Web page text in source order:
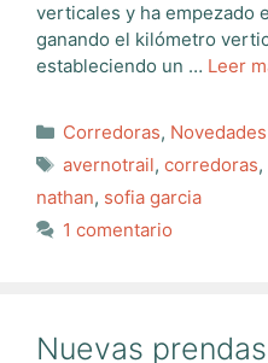
verticales y ha empezado
ganando el kilómetro
estableciendo un … Leer
Categorías
Corredoras,
Etiquetas
avernotrail, corredoras,
nathan, sofia garcia
1 comentario
Nuevas